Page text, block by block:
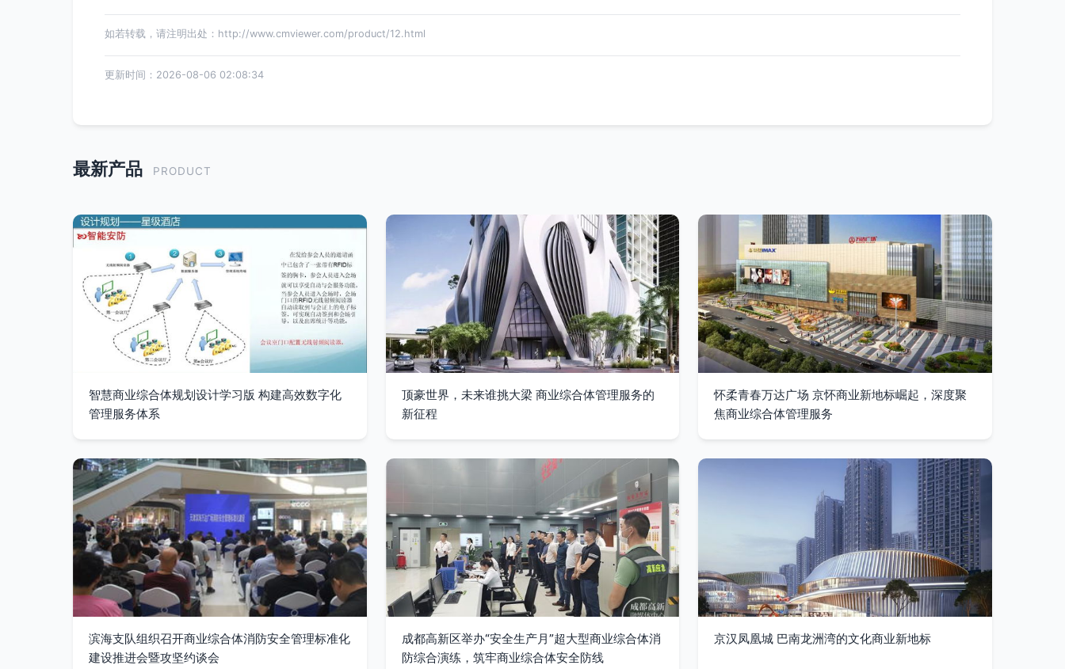
如若转载，请注明出处：http://www.cmviewer.com/product/12.html
更新时间：2026-08-06 02:08:34
最新产品 PRODUCT
智慧商业综合体规划设计学习版 构建高效数字化
管理服务体系
顶豪世界，未来谁挑大梁 商业综合体管理服务的
新征程
怀柔青春万达广场 京怀商业新地标崛起，深度聚
焦商业综合体管理服务
滨海支队组织召开商业综合体消防安全管理标准化
建设推进会暨攻坚约谈会
成都高新区举办“安全生产月”超大型商业综合体消
防综合演练，筑牢商业综合体安全防线
京汉凤凰城 巴南龙洲湾的文化商业新地标